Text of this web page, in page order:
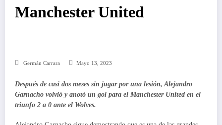
Manchester United
Germán Carrara Mayo 13, 2023
Después de casi dos meses sin jugar por una lesión, Alejandro
Garnacho volvió y anotó un gol para el Manchester United en el
triunfo 2 a 0 ante el Wolves.